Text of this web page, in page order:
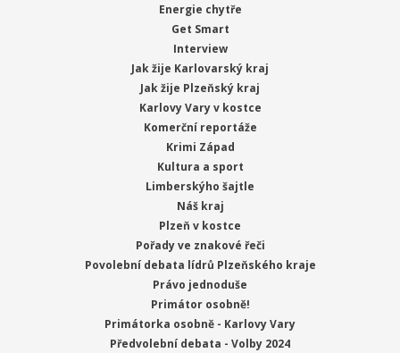
Energie chytře
Get Smart
Interview
Jak žije Karlovarský kraj
Jak žije Plzeňský kraj
Karlovy Vary v kostce
Komerční reportáže
Krimi Západ
Kultura a sport
Limberskýho šajtle
Náš kraj
Plzeň v kostce
Pořady ve znakové řeči
Povolební debata lídrů Plzeňského kraje
Právo jednoduše
Primátor osobně!
Primátorka osobně - Karlovy Vary
Předvolební debata - Volby 2024